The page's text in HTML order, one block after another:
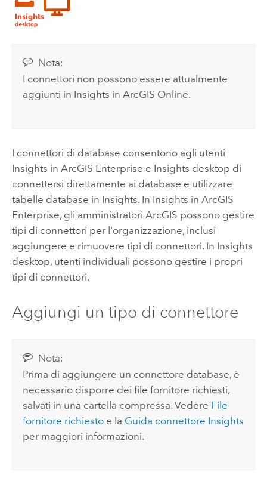
Nota:
I connettori non possono essere attualmente
aggiunti in Insights in ArcGIS Online.
I connettori di database consentono agli utenti
Insights in ArcGIS Enterprise e Insights desktop di
connettersi direttamente ai database e utilizzare
tabelle database in Insights. In Insights in ArcGIS
Enterprise, gli amministratori ArcGIS possono gestire
tipi di connettori per l'organizzazione, inclusi
aggiungere e rimuovere tipi di connettori. In Insights
desktop, utenti individuali possono gestire i propri
tipi di connettori.
Aggiungi un tipo di connettore
Nota:
Prima di aggiungere un connettore database, è
necessario disporre dei file fornitore richiesti,
salvati in una cartella compressa. Vedere File
fornitore richiesto e la Guida connettore Insights
per maggiori informazioni.